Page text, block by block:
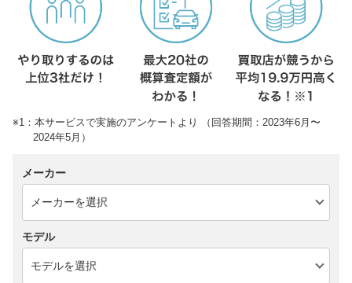
※1：本サービスで実施のアンケートより （回答期間：2023年6月〜
2024年5月）
メーカー
モデル